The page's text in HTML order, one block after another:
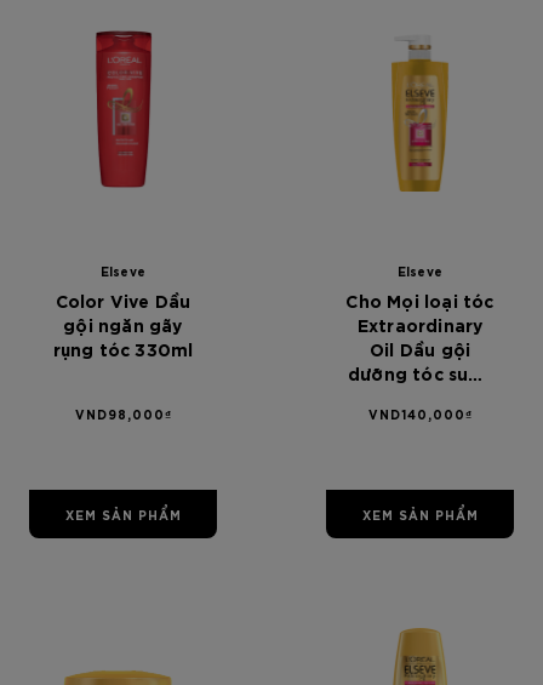
Elseve
Color Vive Dầu
gội ngăn gãy
rụng tóc 330ml
VND98,000₫
XEM SẢN PHẨM
Elseve
Cho Mọi loại tóc
Extraordinary
Oil Dầu gội
dưỡng tóc suôn
Paris Elseve
Nourising
Shampoo chiết
xuất từ hoa
VND140,000₫
XEM SẢN PHẨM